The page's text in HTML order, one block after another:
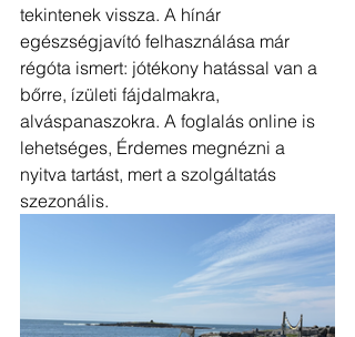
tekintenek vissza. A hínár
egészségjavító felhasználása már
régóta ismert: jótékony hatással van a
bőrre, ízületi fájdalmakra,
alváspanaszokra. A foglalás online is
lehetséges, Érdemes megnézni a
nyitva tartást, mert a szolgáltatás
szezonális.